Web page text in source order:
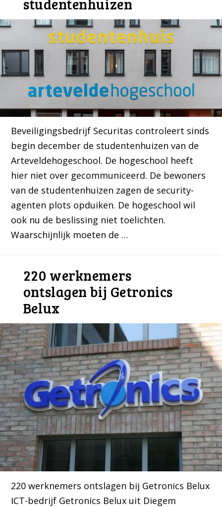
studentenhuizen
Beveiligingsbedrijf Securitas controleert sinds
begin december de studentenhuizen van de
Arteveldehogeschool. De hogeschool heeft
hier niet over gecommuniceerd. De bewoners
van de studentenhuizen zagen de security-
agenten plots opduiken. De hogeschool wil
ook nu de beslissing niet toelichten.
Waarschijnlijk moeten de …
220 werknemers
ontslagen bij Getronics
Belux
220 werknemers ontslagen bij Getronics Belux
ICT-bedrijf Getronics Belux uit Diegem